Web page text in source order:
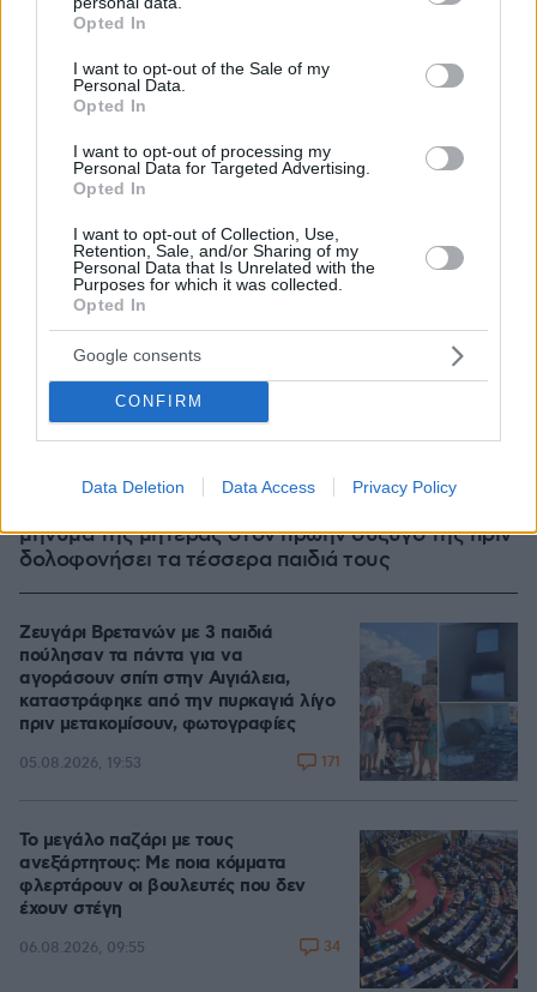
grant or deny consent to Google and its third-party tags to
use your data for below specified purposes in below Google
consent section.
Opted In
I want to opt-out of the Sale of my
Personal Data.
Opted In
I want to opt-out of processing my
Personal Data for Targeted Advertising.
Opted In
I want to opt-out of Collection, Use,
Retention, Sale, and/or Sharing of my
Personal Data that Is Unrelated with the
Purposes for which it was collected.
Opted In
Google consents
CONFIRM
Data Deletion Data Access Privacy Policy
μήνυμα της μητέρας στον πρώην σύζυγό της πριν
δολοφονήσει τα τέσσερα παιδιά τους
06.08.2026, 04:44
Ζευγάρι Βρετανών με 3 παιδιά
πούλησαν τα πάντα για να
αγοράσουν σπίτι στην Αιγιάλεια,
καταστράφηκε από την πυρκαγιά λίγο
πριν μετακομίσουν, φωτογραφίες
05.08.2026, 19:53 171
Το μεγάλο παζάρι με τους
ανεξάρτητους: Με ποια κόμματα
φλερτάρουν οι βουλευτές που δεν
έχουν στέγη
06.08.2026, 09:55 34